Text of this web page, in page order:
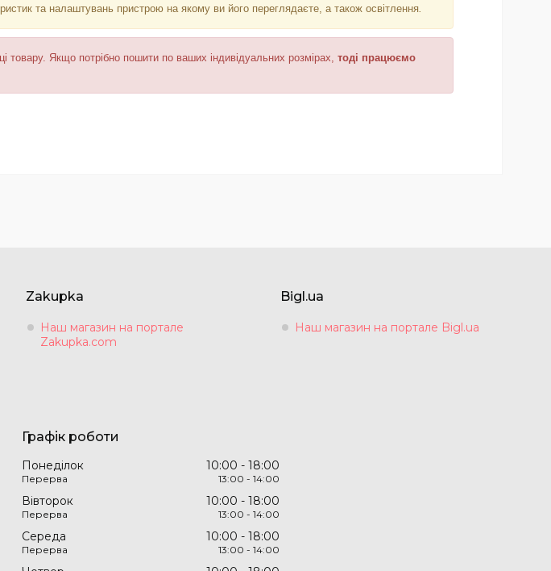
та налаштувань пристрою на якому ви його переглядаєте, а також освітлення.
товару. Якщо потрібно пошити по ваших індивідуальних розмірах, тоді працюємо
Zakupka
Наш магазин на портале
Zakupka.com
Bigl.ua
Наш магазин на портале Bigl.ua
Графік роботи
Понеділок 10:00 18:00
13:00 14:00
Вівторок 10:00 18:00
13:00 14:00
Середа 10:00 18:00
13:00 14:00